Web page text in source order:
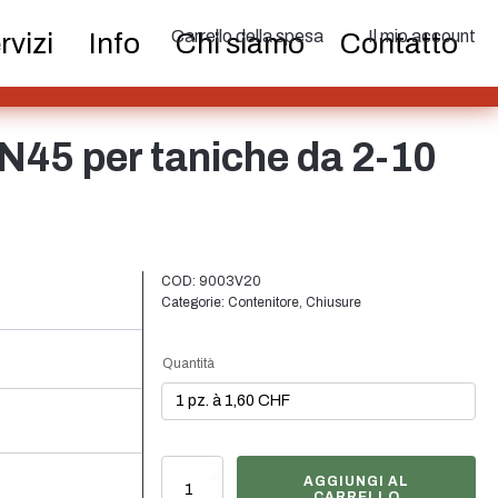
Sostenibile
Chiusure
champagne
Info Chi siamo Contatto
Carrello della spesa Il mio account
per taniche da 2-10
COD: 9003V20
Categorie: Contenitore, Chiusure
Quantità
AGGIUNGI AL